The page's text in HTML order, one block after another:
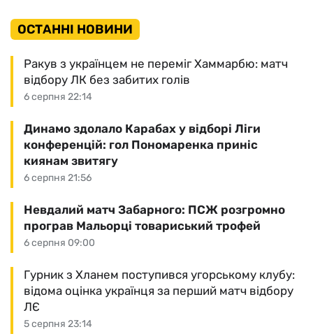
ОСТАННІ НОВИНИ
6 серпня 22:14
Ракув з українцем не переміг Хаммарбю: матч
відбору ЛК без забитих голів
6 серпня 21:56
Динамо здолало Карабах у відборі Ліги
конференцій: гол Пономаренка приніс
киянам звитягу
6 серпня 09:00
Невдалий матч Забарного: ПСЖ розгромно
програв Мальорці товариський трофей
5 серпня 23:14
Гурник з Хланем поступився угорському клубу:
відома оцінка українця за перший матч відбору
ЛЄ